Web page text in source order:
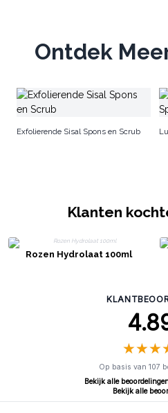
Ontdek
Exfolierende Sisal Spons en Scrub
Klanten
Rozen Hydrolaat 100ml
★★★
★★★
Op basis van 107
Bekijk alle
Bekijk alle